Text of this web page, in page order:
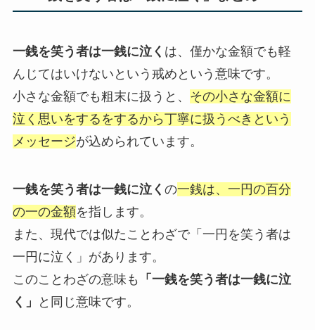
一銭を笑う者は一銭に泣く は、僅かな金額でも軽
んじてはいけないという戒めという意味です。
小さな金額でも粗末に扱うと、 その小さな金額に
泣く思いをするをするから丁寧に扱うべきという
メッセージが込められています。
一銭を笑う者は一銭に泣く の一銭は、一円の百分
の一の金額を指します。
また、現代では似たことわざで「一円を笑う者は
一円に泣く」があります。
このことわざの意味も
「一銭を笑う者は一銭に泣
く」
と同じ意味です。